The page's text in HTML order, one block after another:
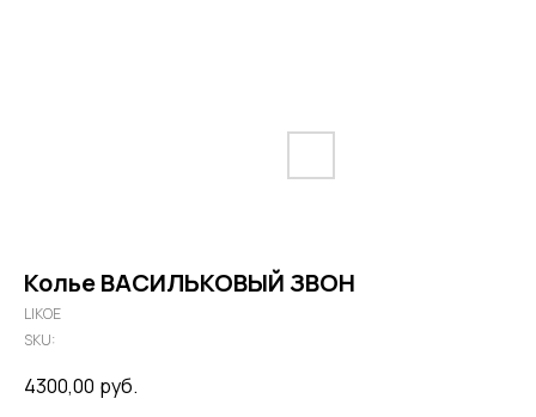
Колье ВАСИЛЬКОВЫЙ ЗВОН
LIKOE
SKU:
4300,00 руб.